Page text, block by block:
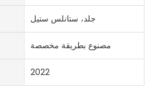
جلد، ستانلس ستيل
مصنوع بطريقة مخصصة
2022